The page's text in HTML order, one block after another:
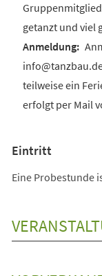
getanzt und viel
teilweise ein
erfolgt per Mail
Eintritt
Eine Probestunde